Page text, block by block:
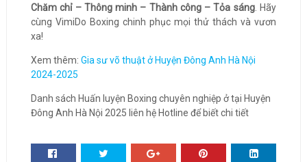
Chăm chỉ – Thông minh – Thành công – Tỏa sáng. Hãy
cùng VimiDo Boxing chinh phục mọi thử thách và vươn
xa!
Xem thêm: Gia sư võ thuật ở Huyện Đông Anh Hà Nội
2024-2025
Danh sách Huấn luyện Boxing chuyên nghiệp ở tại Huyện
Đông Anh Hà Nội 2025 liên hệ Hotline để biết chi tiết